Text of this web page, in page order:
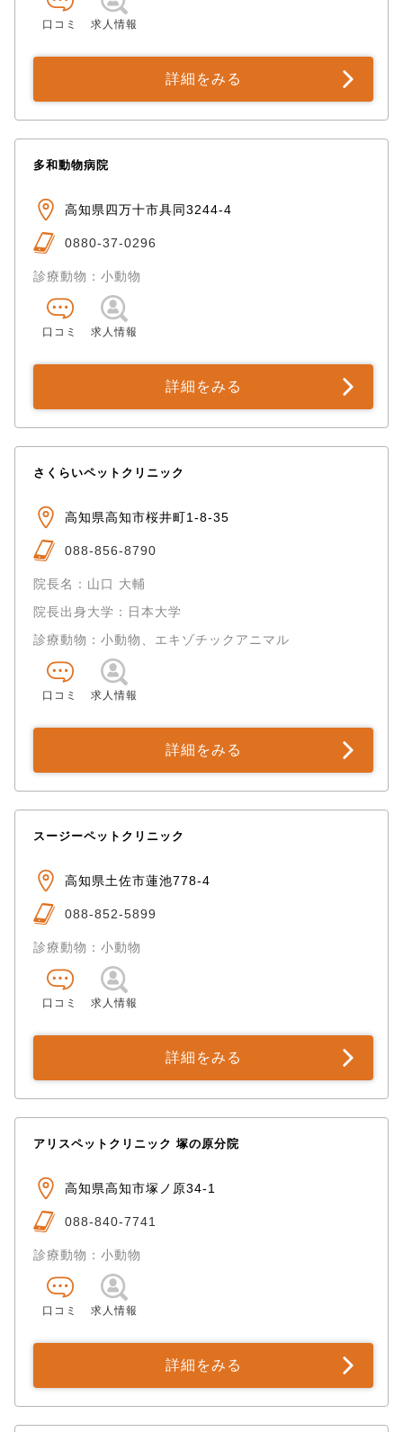
口コミ 求人情報
詳細をみる
多和動物病院
高知県四万十市具同3244-4
0880-37-0296
診療動物：小動物
口コミ 求人情報
詳細をみる
さくらいペットクリニック
高知県高知市桜井町1-8-35
088-856-8790
院長名：山口 大輔
院長出身大学：日本大学
診療動物：小動物、エキゾチックアニマル
口コミ 求人情報
詳細をみる
スージーペットクリニック
高知県土佐市蓮池778-4
088-852-5899
診療動物：小動物
口コミ 求人情報
詳細をみる
アリスペットクリニック 塚の原分院
高知県高知市塚ノ原34-1
088-840-7741
診療動物：小動物
口コミ 求人情報
詳細をみる